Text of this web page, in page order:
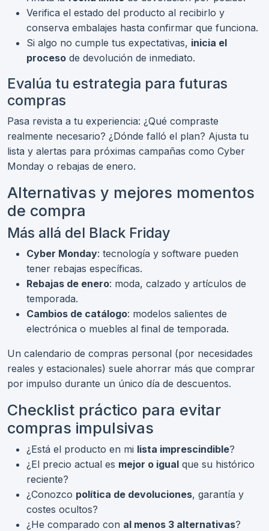
Verifica el estado del producto al recibirlo y
conserva embalajes hasta confirmar que funciona.
Si algo no cumple tus expectativas, inicia el
proceso de devolución de inmediato.
Evalúa tu estrategia para futuras
compras
Pasa revista a tu experiencia: ¿Qué compraste
realmente necesario? ¿Dónde falló el plan? Ajusta tu
lista y alertas para próximas campañas como Cyber
Monday o rebajas de enero.
Alternativas y mejores momentos
de compra
Más allá del Black Friday
Cyber Monday: tecnología y software pueden
tener rebajas específicas.
Rebajas de enero: moda, calzado y artículos de
temporada.
Cambios de catálogo: modelos salientes de
electrónica o muebles al final de temporada.
Un calendario de compras personal (por necesidades
reales y estacionales) suele ahorrar más que comprar
por impulso durante un único día de descuentos.
Checklist práctico para evitar
compras impulsivas
¿Está el producto en mi lista imprescindible?
¿El precio actual es mejor o igual que su histórico
reciente?
¿Conozco política de devoluciones, garantía y
costes ocultos?
¿He comparado con al menos 3 alternativas?